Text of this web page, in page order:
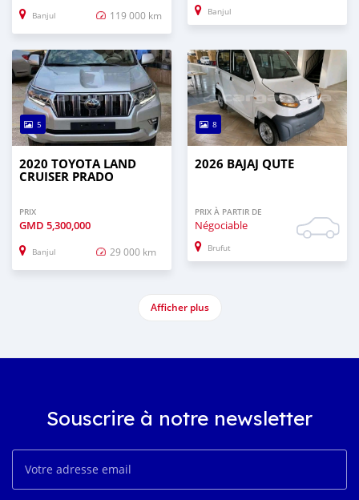
Banjul 119 000 km Banjul
5
2020 TOYOTA LAND
CRUISER PRADO
PRIX
GMD 5,300,000
Banjul 29 000 km
8
2026 BAJAJ QUTE
PRIX À PARTIR DE
Négociable
Brufut
Afficher plus
Souscrire à notre newsletter